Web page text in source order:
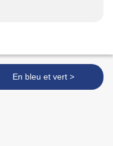
En bleu et vert >